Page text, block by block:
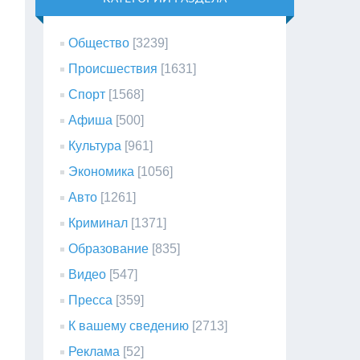
Общество [3239]
Происшествия [1631]
Спорт [1568]
Афиша [500]
Культура [961]
Экономика [1056]
Авто [1261]
Криминал [1371]
Образование [835]
Видео [547]
Пресса [359]
К вашему сведению [2713]
Реклама [52]